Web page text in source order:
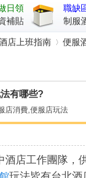
日領
補貼
職缺
制服
店上班指南 便服
有哪些?
消費,便服店玩法
酒店工作團隊，